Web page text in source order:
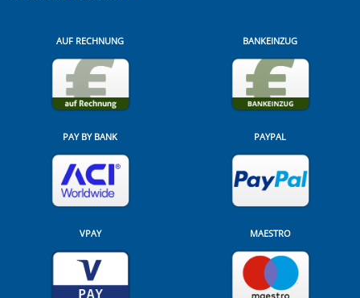
AUF RECHNUNG BANKEINZUG
PAY BY BANK PAYPAL
VPAY MAESTRO